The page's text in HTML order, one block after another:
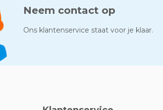
Neem contact op
Ons klantenservice staat voor je klaar.